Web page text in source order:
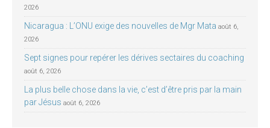
2026
Nicaragua : L’ONU exige des nouvelles de Mgr Mata août 6,
2026
Sept signes pour repérer les dérives sectaires du coaching
août 6, 2026
La plus belle chose dans la vie, c’est d’être pris par la main
par Jésus août 6, 2026